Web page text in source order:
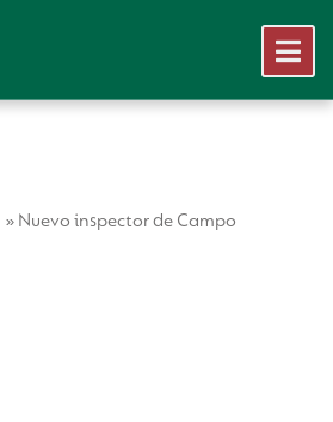
» Nuevo inspector de Campo